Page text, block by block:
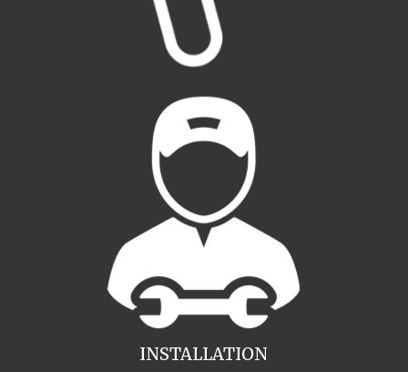
INSTALLATION